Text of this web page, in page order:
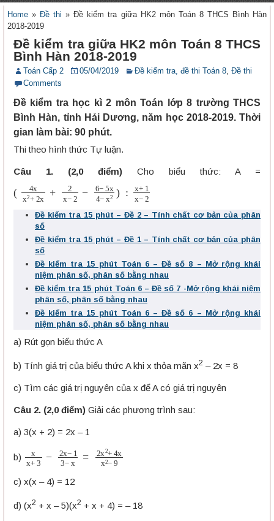
Home »Đề thi »Đề kiểm tra giữa HK2 môn Toán 8 THCS Bình Hàn
2018-2019
Đề kiểm tra giữa HK2 môn Toán 8 THCS
Bình Hàn 2018-2019
Toán Cấp 2 05/04/2019 Đề kiểm tra, đề thi Toán 8, Đề thi
Comments
Đề kiểm tra học kì 2 môn Toán lớp 8 trường THCS
Bình Hàn, tỉnh Hải Dương, năm học 2018-2019. Thời
gian làm bài: 90 phút.
Thi theo hình thức Tự luận.
Câu 1. (2,0 điểm) Cho biểu thức: A =
( x2 2 6−5 x x2 ):
Đề kiểm tra 15 phút – Đề 2 – Tính chất cơ bản của phân
số
Đề kiểm tra 15 phút – Đề 1 – Tính chất cơ bản của phân
số
Đề kiểm tra 15 phút Toán 6 – Đề số 8 – Mở rộng khái
niệm phân số, phân số bằng nhau
Đề kiểm tra 15 phút Toán 6 – Đề số 7 -Mở rộng khái niệm
phân số, phân số bằng nhau
Đề kiểm tra 15 phút Toán 6 – Đề số 6 – Mở rộng khái
niệm phân số, phân số bằng nhau
a) Rút gọn biểu thức A
b) Tính giá trị của biểu thức A khi x thỏa mãn x2 – 2x = 8
c) Tìm các giá trị nguyên của x để A có giá trị nguyên
Câu 2. (2,0 điểm) Giải các phương trình sau:
a) 3(x + 2) = 2x – 1
b) x 2x− 1 =2x2+
c) x(x – 4) = 12
d) (x2 + x – 5)(x2 + x + 4) = – 18